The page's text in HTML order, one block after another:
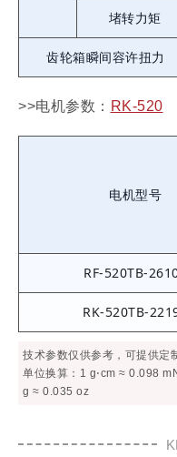
堵转力矩
齿轮箱瞬间容许扭力
>>电机参数： RK-520
电机型号
RF-520TB-
RK-520TB-
技术参数仅供参考，可提供定
单位换算：1 g⋅cm ≈ 0.098
g ≈ 0.035 oz